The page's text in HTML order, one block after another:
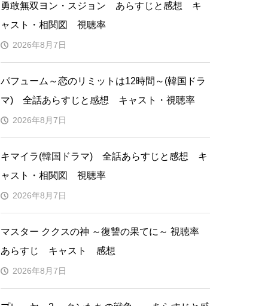
勇敢無双ヨン・スジョン あらすじと感想 キ
ャスト・相関図 視聴率
2026年8月7日
パフューム～恋のリミットは12時間～(韓国ドラ
マ) 全話あらすじと感想 キャスト・視聴率
2026年8月7日
キマイラ(韓国ドラマ) 全話あらすじと感想 キ
ャスト・相関図 視聴率
2026年8月7日
マスター ククスの神 ～復讐の果てに～ 視聴率
あらすじ キャスト 感想
2026年8月7日